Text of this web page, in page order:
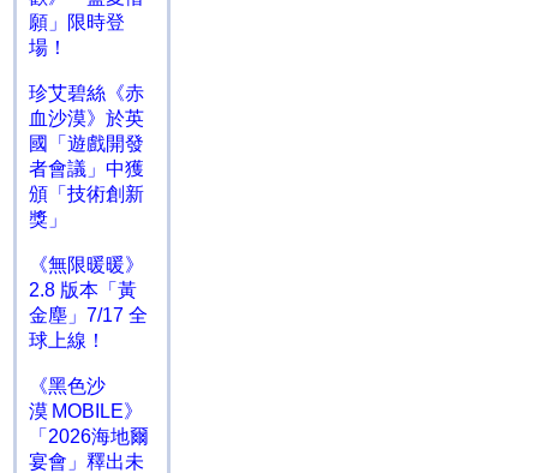
願」限時登
場！
珍艾碧絲《赤
血沙漠》於英
國「遊戲開發
者會議」中獲
頒「技術創新
獎」
《無限暖暖》
2.8 版本「黃
金塵」7/17 全
球上線！
《黑色沙
漠 MOBILE》
「2026海地爾
宴會」釋出未